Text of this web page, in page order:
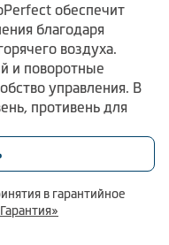
обеспечит
благодаря
воздуха.
и поворотные
управления. В
противень для
в гарантийное